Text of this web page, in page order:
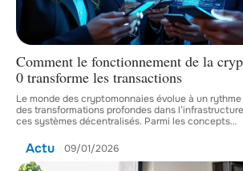
Comment le fonctionnement de la
0 transforme les transactions
Le monde des cryptomonnaies évolue à un
des transformations profondes dans
ces systèmes décentralisés. Parmi les concepts…
Actu 09/01/2026